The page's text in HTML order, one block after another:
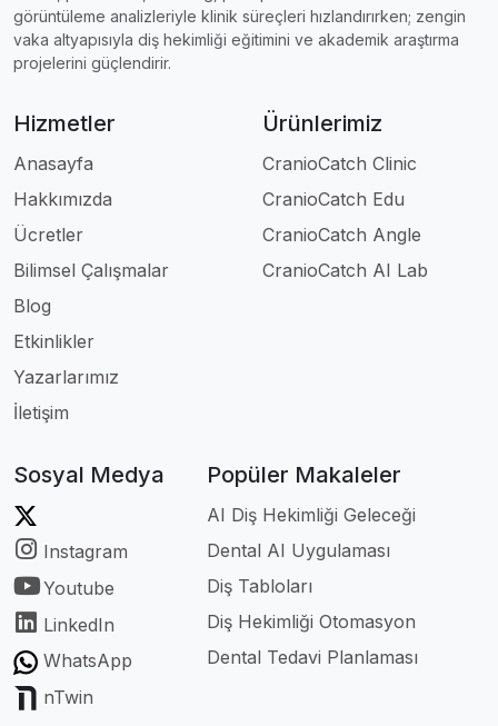
görüntüleme analizleriyle klinik süreçleri hızlandırırken; zengin
vaka altyapısıyla diş hekimliği eğitimini ve akademik araştırma
projelerini güçlendirir.
Hizmetler
Anasayfa
Hakkımızda
Ücretler
Bilimsel Çalışmalar
Blog
Etkinlikler
Yazarlarımız
İletişim
Ürünlerimiz
CranioCatch Clinic
CranioCatch Edu
CranioCatch Angle
CranioCatch AI Lab
Sosyal Medya
Instagram
Youtube
LinkedIn
WhatsApp
nTwin
Popüler Makaleler
AI Diş Hekimliği Geleceği
Dental AI Uygulaması
Diş Tabloları
Diş Hekimliği Otomasyon
Dental Tedavi Planlaması